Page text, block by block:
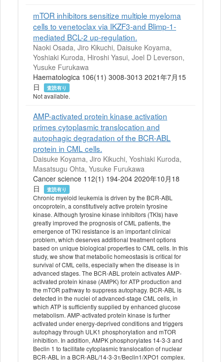
mTOR inhibitors sensitize multiple myeloma
cells to venetoclax via IKZF3-and Blimp-1-
mediated BCL-2 up-regulation.
Naoki Osada, Jiro Kikuchi, Daisuke Koyama,
Yoshiaki Kuroda, Hiroshi Yasui, Joel D Leverson,
Yusuke Furukawa
Haematologica 106(11) 3008-3013 2021年7月15
日
査読有り
Not available.
AMP-activated protein kinase activation
primes cytoplasmic translocation and
autophagic degradation of the BCR-ABL
protein in CML cells.
Daisuke Koyama, Jiro Kikuchi, Yoshiaki Kuroda,
Masatsugu Ohta, Yusuke Furukawa
Cancer science 112(1) 194-204 2020年10月18
日
査読有り
Chronic myeloid leukemia is driven by the BCR-ABL
oncoprotein, a constitutively active protein tyrosine
kinase. Although tyrosine kinase inhibitors (TKIs) have
greatly improved the prognosis of CML patients, the
emergence of TKI resistance is an important clinical
problem, which deserves additional treatment options
based on unique biological properties to CML cells. In this
study, we show that metabolic homeostasis is critical for
survival of CML cells, especially when the disease is in
advanced stages. The BCR-ABL protein activates AMP-
activated protein kinase (AMPK) for ATP production and
the mTOR pathway to suppress autophagy. BCR-ABL is
detected in the nuclei of advanced-stage CML cells, in
which ATP is sufficiently supplied by enhanced glucose
metabolism. AMP-activated protein kinase is further
activated under energy-deprived conditions and triggers
autophagy through ULK1 phosphorylation and mTOR
inhibition. In addition, AMPK phosphorylates 14-3-3 and
Beclin 1 to facilitate cytoplasmic translocation of nuclear
BCR-ABL in a BCR-ABL/14-3-3τ/Beclin1/XPO1 complex.